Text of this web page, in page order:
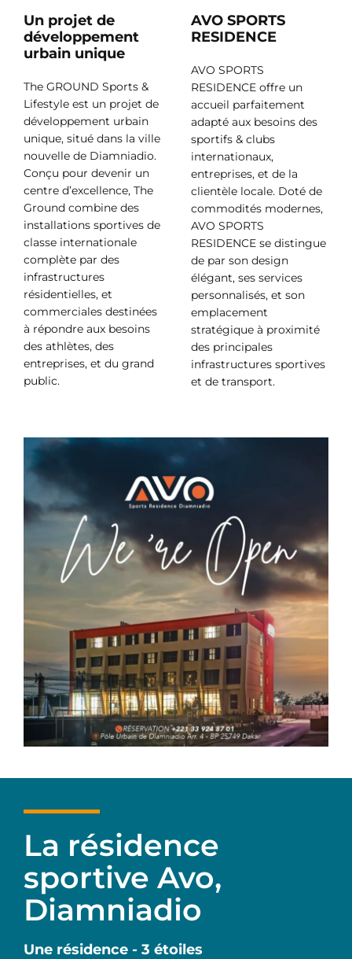
Un projet de
développement
urbain unique
The GROUND Sports &
Lifestyle est un projet de
développement urbain
unique, situé dans la ville
nouvelle de Diamniadio.
Conçu pour devenir un
centre d’excellence, The
Ground combine des
installations sportives de
classe internationale
complète par des
infrastructures
résidentielles, et
commerciales destinées
à répondre aux besoins
des athlètes, des
entreprises, et du grand
public.
AVO SPORTS
RESIDENCE
AVO SPORTS
RESIDENCE offre un
accueil parfaitement
adapté aux besoins des
sportifs & clubs
internationaux,
entreprises, et de la
clientèle locale. Doté de
commodités modernes,
AVO SPORTS
RESIDENCE se distingue
de par son design
élégant, ses services
personnalisés, et son
emplacement
stratégique à proximité
des principales
infrastructures sportives
et de transport.
La résidence
sportive Avo,
Diamniadio
Une résidence - 3 étoiles